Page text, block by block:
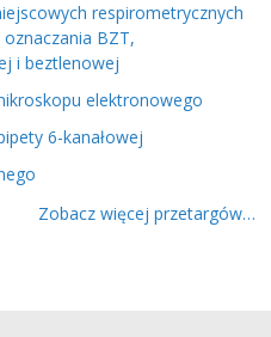
respirometrycznych
BZT,
i beztlenowej
elektronowego
6-kanałowej
Zobacz więcej przetargów…